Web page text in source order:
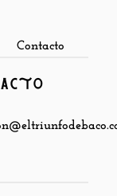
Contacto